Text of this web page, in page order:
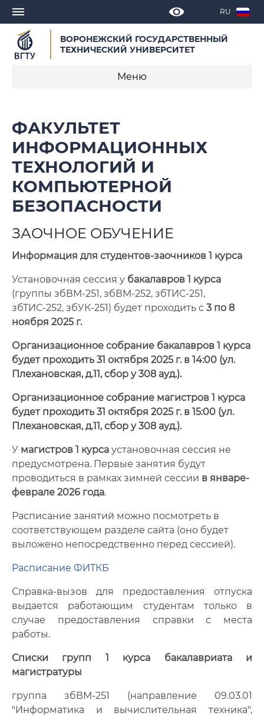
RU
ВОРОНЕЖСКИЙ ГОСУДАРСТВЕННЫЙ
ТЕХНИЧЕСКИЙ УНИВЕРСИТЕТ
Меню
Новости
Объявления
Мероприятия
Ученый совет факультета
Наши выпускники
Трудоустройство
Документы
Фотогалерея
Сотрудники
ФАКУЛЬТЕТ
ИНФОРМАЦИОННЫХ
ТЕХНОЛОГИЙ И
КОМПЬЮТЕРНОЙ
БЕЗОПАСНОСТИ
ЗАОЧНОЕ ОБУЧЕНИЕ
Информация для студентов-заочников 1 курса
Установочная сессия у бакалавров 1 курса
(группы збВМ-251, збВМ-252, збТИС-251,
збТИС-252, збУК-251) будет проходить с 3 по 8
ноября 2025 г.
Организационное собрание бакалавров 1 курса
будет проходить 31 октября 2025 г. в 14:00 (ул.
Плехановская, д.11, сбор у 308 ауд.).
Организационное собрание магистров 1 курса
будет проходить 31 октября 2025 г. в 15:00 (ул.
Плехановская, д.11, сбор у 308 ауд.).
У магистров 1 курса установочная сессия не
предусмотрена. Первые занятия будут
проводиться в рамках зимней сессии в январе-
феврале 2026 года.
Расписание занятий можно посмотреть в
соответствующем разделе сайта (оно будет
выложено непосредственно перед сессией).
Расписание ФИТКБ
Справка-вызов для предоставления отпуска
выдается работающим студентам только в
случае предоставления справки с места
работы.
Списки групп 1 курса бакалавриата и
магистратуры
группа збВМ-251 (направление 09.03.01
"Информатика и вычислительная техника",